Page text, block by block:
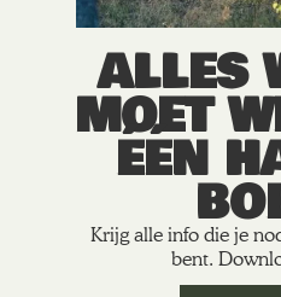
ALLES
MOET
ÉÉN
Krijg alle info die je
bent.